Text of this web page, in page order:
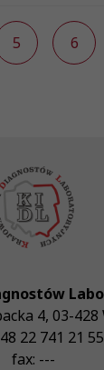
5 6
4, 03-428
22 741 21 55
fax: ---